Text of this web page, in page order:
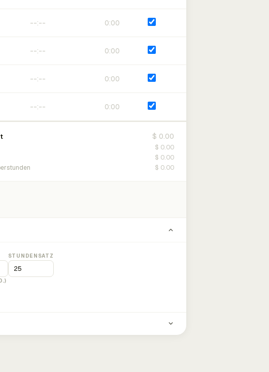
0:00
0:00
0:00
0:00
$ 0.00
$ 0.00
$ 0.00
$ 0.00
STUNDENSATZ